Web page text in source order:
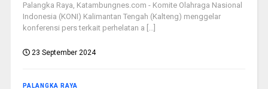
Palangka Raya, Katambungnes.com - Komite Olahraga Nasional
Indonesia (KONI) Kalimantan Tengah (Kalteng) menggelar
konferensi pers terkait perhelatan a [...]
23 September 2024
PALANGKA RAYA